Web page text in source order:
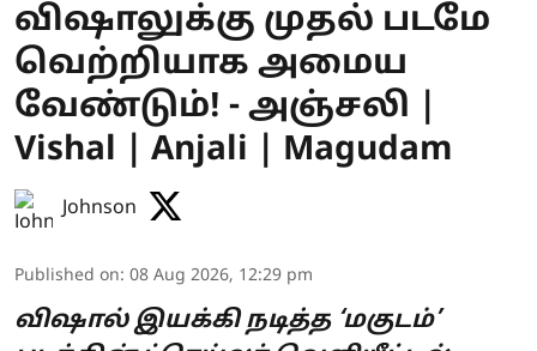
விஷாலுக்கு முதல் படமே
வெற்றியாக அமைய
வேண்டும்! - அஞ்சலி |
Vishal | Anjali | Magudam
Johnson
Published on: 08 Aug 2026, 12:29 pm
விஷால் இயக்கி நடித்த ‘மகுடம்’